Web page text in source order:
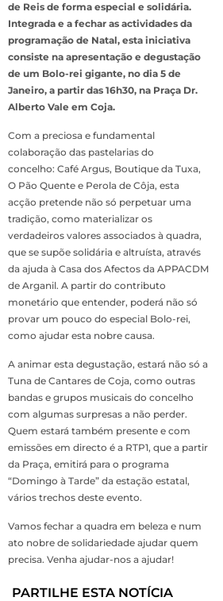
de Reis de forma especial e solidária.
Integrada e a fechar as actividades da
programação de Natal, esta iniciativa
consiste na apresentação e degustação
de um Bolo-rei gigante, no dia 5 de
Janeiro, a partir das 16h30, na Praça Dr.
Alberto Vale em Coja.
Com a preciosa e fundamental
colaboração das pastelarias do
concelho: Café Argus, Boutique da Tuxa,
O Pão Quente e Perola de Côja, esta
acção pretende não só perpetuar uma
tradição, como materializar os
verdadeiros valores associados à quadra,
que se supõe solidária e altruísta, através
da ajuda à Casa dos Afectos da APPACDM
de Arganil. A partir do contributo
monetário que entender, poderá não só
provar um pouco do especial Bolo-rei,
como ajudar esta nobre causa.
A animar esta degustação, estará não só a
Tuna de Cantares de Coja, como outras
bandas e grupos musicais do concelho
com algumas surpresas a não perder.
Quem estará também presente e com
emissões em directo é a RTP1, que a partir
da Praça, emitirá para o programa
“Domingo à Tarde” da estação estatal,
vários trechos deste evento.
Vamos fechar a quadra em beleza e num
ato nobre de solidariedade ajudar quem
precisa. Venha ajudar-nos a ajudar!
PARTILHE ESTA NOTÍCIA